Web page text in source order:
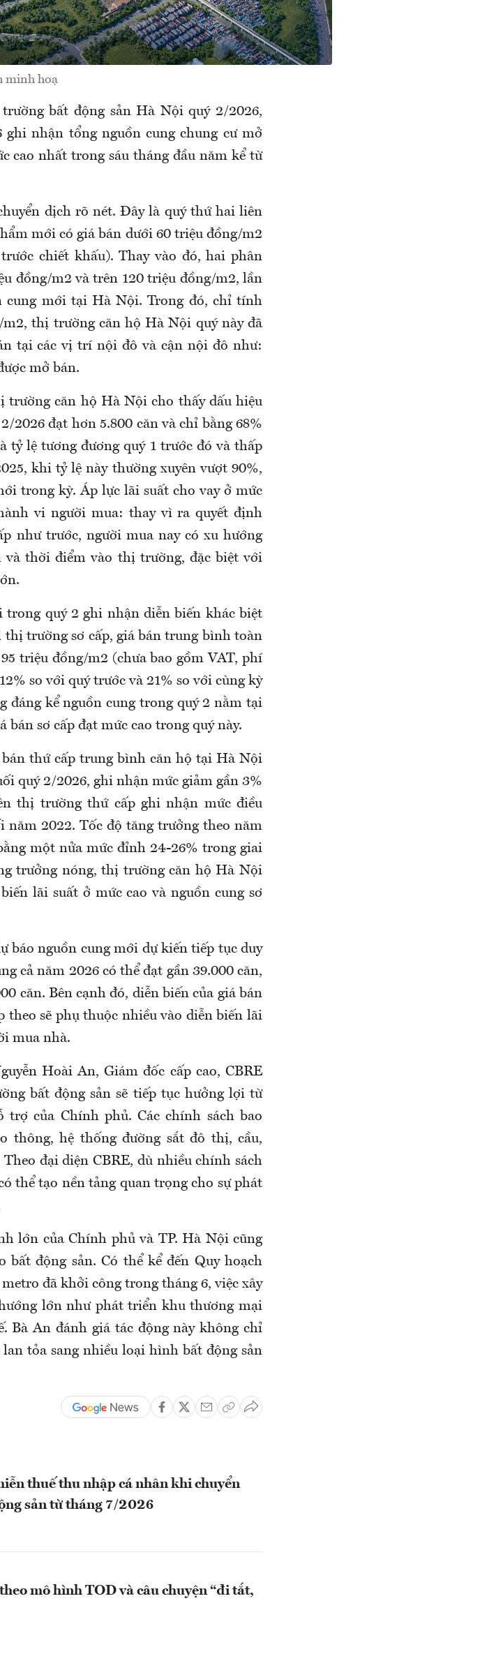
minh hoạ
bất động sản Hà Nội quý 2/2026,
nhận tổng nguồn cung chung cư mở
cao nhất trong sáu tháng đầu năm kể từ
dịch rõ nét. Đây là quý thứ hai liên
mới có giá bán dưới 60 triệu đồng/m2
chiết khấu). Thay vào đó, hai phân
đồng/m2 và trên 120 triệu đồng/m2, lần
cung mới tại Hà Nội. Trong đó, chỉ tính
thị trường căn hộ Hà Nội quý này đã
tại các vị trí nội đô và cận nội đô như:
mở bán.
trường căn hộ Hà Nội cho thấy dấu hiệu
2026 đạt hơn 5.800 căn và chỉ bằng 68%
tỷ lệ tương đương quý 1 trước đó và thấp
khi tỷ lệ này thường xuyên vượt 90%,
trong kỳ. Áp lực lãi suất cho vay ở mức
vi người mua: thay vì ra quyết định
như trước, người mua nay có xu hướng
và thời điểm vào thị trường, đặc biệt với
trong quý 2 ghi nhận diễn biến khác biệt
trường sơ cấp, giá bán trung bình toàn
triệu đồng/m2 (chưa bao gồm VAT, phí
so với quý trước và 21% so với cùng kỳ
đáng kể nguồn cung trong quý 2 nằm tại
sơ cấp đạt mức cao trong quý này.
thứ cấp trung bình căn hộ tại Hà Nội
quý 2/2026, ghi nhận mức giảm gần 3%
thị trường thứ cấp ghi nhận mức điều
năm 2022. Tốc độ tăng trưởng theo năm
một nửa mức đỉnh 24-26% trong giai
trưởng nóng, thị trường căn hộ Hà Nội
lãi suất ở mức cao và nguồn cung sơ
báo nguồn cung mới dự kiến tiếp tục duy
cả năm 2026 có thể đạt gần 39.000 căn,
căn. Bên cạnh đó, diễn biến của giá bán
sẽ phụ thuộc nhiều vào diễn biến lãi
mua nhà.
Hoài An, Giám đốc cấp cao, CBRE
bất động sảnsẽ tiếp tục hưởng lợi từ
của Chính phủ. Các chính sách bao
thông, hệ thống đường sắt đô thị, cầu,
đại diện CBRE, dù nhiều chính sách
thể tạo nền tảng quan trọng cho sự phát
lớn của Chính phủ và TP. Hà Nội cũng
bất động sản. Có thể kể đến Quy hoạch
đã khởi công trong tháng 6, việc xây
lớn như phát triển khu thương mại
Bà An đánh giá tác động này không chỉ
tỏa sang nhiều loại hình bất động sản
thuế thu nhập cá nhân khi chuyển
sản từ tháng 7/2026
mô hình TOD và câu chuyện “đi tắt,